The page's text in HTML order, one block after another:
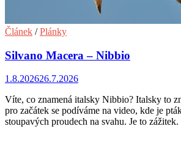
Článek /Plánky
Silvano Macera – Nibbio
1.8.202626.7.2026
Víte, co znamená italsky Nibbio? Italsky to
pro začátek se podíváme na video, kde je
stoupavých proudech na svahu. Je to